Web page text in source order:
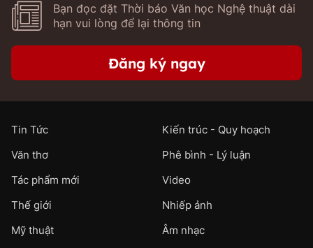
Bạn đọc đặt Thời báo Văn học Nghệ thuật dài
hạn vui lòng để lại thông tin
Đăng ký ngay
Tin Tức
Kiến trúc - Quy hoạch
Văn thơ
Phê bình - Lý luận
Tác phẩm mới
Video
Thế giới
Nhiếp ảnh
Mỹ thuật
Âm nhạc